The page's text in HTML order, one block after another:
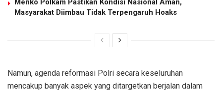
Menko Polkam Pastikan Kondisi Nasional Aman,
Masyarakat Diimbau Tidak Terpengaruh Hoaks
Namun, agenda reformasi Polri secara keseluruhan
mencakup banyak aspek yang ditargetkan berjalan dalam